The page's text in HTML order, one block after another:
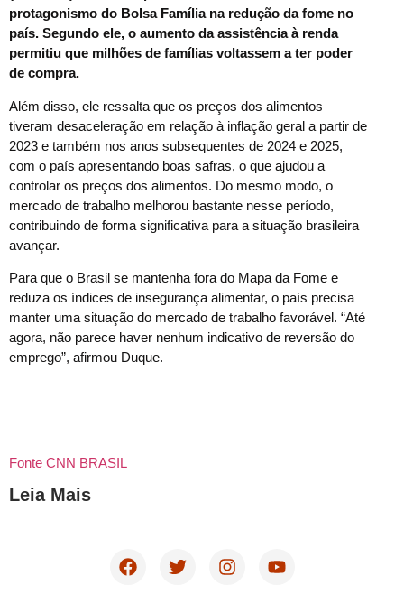
protagonismo do Bolsa Família na redução da fome no
país. Segundo ele, o aumento da assistência à renda
permitiu que milhões de famílias voltassem a ter poder
de compra.
Além disso, ele ressalta que os preços dos alimentos
tiveram desaceleração em relação à inflação geral a partir de
2023 e também nos anos subsequentes de 2024 e 2025,
com o país apresentando boas safras, o que ajudou a
controlar os preços dos alimentos. Do mesmo modo, o
mercado de trabalho melhorou bastante nesse período,
contribuindo de forma significativa para a situação brasileira
avançar.
Para que o Brasil se mantenha fora do Mapa da Fome e
reduza os índices de insegurança alimentar, o país precisa
manter uma situação do mercado de trabalho favorável. “Até
agora, não parece haver nenhum indicativo de reversão do
emprego”, afirmou Duque.
Fonte CNN BRASIL
Leia Mais